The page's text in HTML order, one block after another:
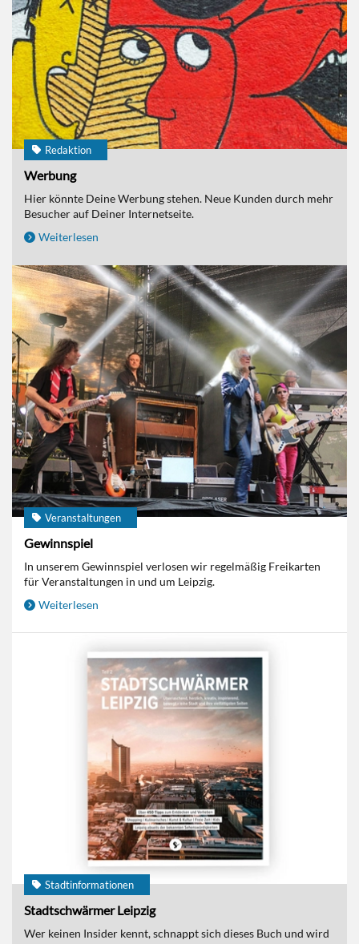
Redaktion
Werbung
Hier könnte Deine Werbung stehen. Neue Kunden durch mehr
Besucher auf Deiner Internetseite.
Weiterlesen
Veranstaltungen
Gewinnspiel
In unserem Gewinnspiel verlosen wir regelmäßig Freikarten
für Veranstaltungen in und um Leipzig.
Weiterlesen
Stadtinformationen
Stadtschwärmer Leipzig
Wer keinen Insider kennt, schnappt sich dieses Buch und wird